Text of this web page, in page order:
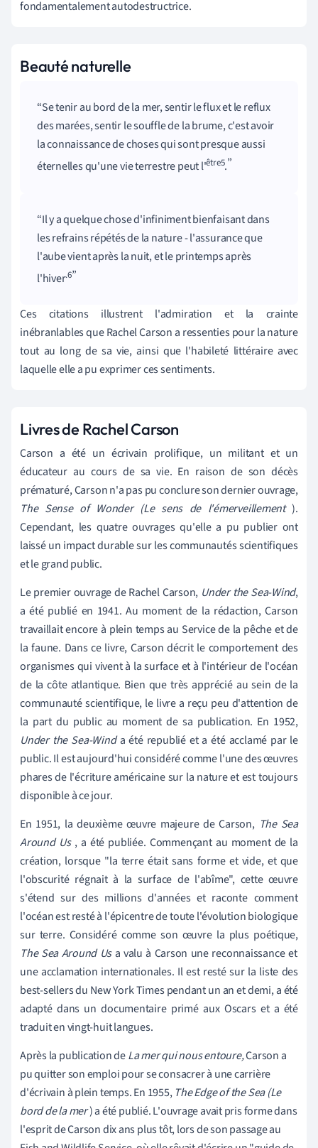
fondamentalement autodestructrice.
Beauté naturelle
Se tenir au bord de la mer, sentir le flux et le reflux
des marées, sentir le souffle de la brume, c'est avoir
la connaissance de choses qui sont presque aussi
éternelles qu'une vie terrestre peut l'être5.
Il y a quelque chose d'infiniment bienfaisant dans
les refrains répétés de la nature - l'assurance que
l'aube vient après la nuit, et le printemps après
l'hiver.6
Ces citations illustrent l'admiration et la crainte
inébranlables que Rachel Carson a ressenties pour la nature
tout au long de sa vie, ainsi que l'habileté littéraire avec
laquelle elle a pu exprimer ces sentiments.
Livres de Rachel Carson
Carson a été un écrivain prolifique, un militant et un
éducateur au cours de sa vie. En raison de son décès
prématuré, Carson n'a pas pu conclure son dernier ouvrage,
The Sense of Wonder (Le sens de l'émerveillement).
Cependant, les quatre ouvrages qu'elle a pu publier ont
laissé un impact durable sur les communautés scientifiques
et le grand public.
Le premier ouvrage de Rachel Carson, Under the Sea-Wind,
a été publié en 1941. Au moment de la rédaction, Carson
travaillait encore à plein temps au Service de la pêche et de
la faune. Dans ce livre, Carson décrit le comportement des
organismes qui vivent à la surface et à l'intérieur de l'océan
de la côte atlantique. Bien que très apprécié au sein de la
communauté scientifique, le livre a reçu peu d'attention de
la part du public au moment de sa publication. En 1952,
Under the Sea-Winda été republié et a été acclamé par le
public. Il est aujourd'hui considéré comme l'une des œuvres
phares de l'écriture américaine sur la nature et est toujours
disponible à ce jour.
En 1951, la deuxième œuvre majeure de Carson, The Sea
Around Us , a été publiée. Commençant au moment de la
création, lorsque "la terre était sans forme et vide, et que
l'obscurité régnait à la surface de l'abîme", cette œuvre
s'étend sur des millions d'années et raconte comment
l'océan est resté à l'épicentre de toute l'évolution biologique
sur terre. Considéré comme son œuvre la plus poétique,
The Sea Around Usa valu à Carson une reconnaissance et
une acclamation internationales. Il est resté sur la liste des
best-sellers du New York Times pendant un an et demi, a été
adapté dans un documentaire primé aux Oscars et a été
traduit en vingt-huit langues.
Après la publication deLa mer qui nous entoure,Carson a
pu quitter son emploi pour se consacrer à une carrière
d'écrivain à plein temps. En 1955, The Edge of the Sea (Le
bord de la mer) a été publié. L'ouvrage avait pris forme dans
l'esprit de Carson dix ans plus tôt, lors de son passage au